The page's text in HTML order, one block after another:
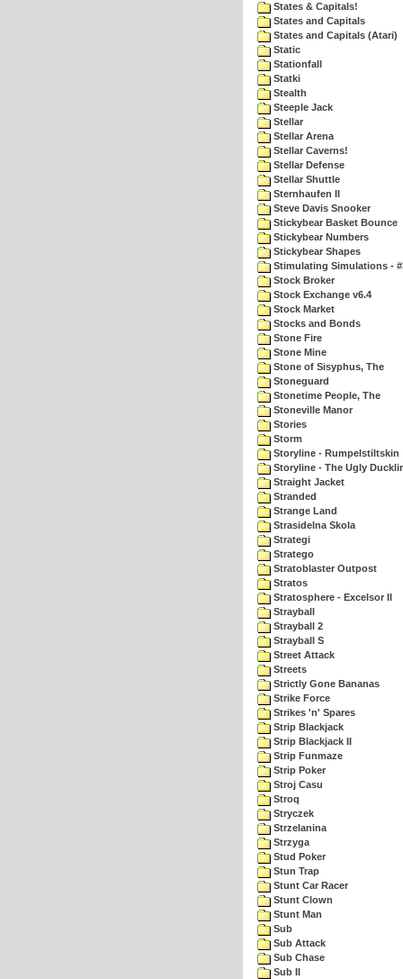
States & Capitals!
States and Capitals
States and Capitals (Atari)
Static
Stationfall
Statki
Stealth
Steeple Jack
Stellar
Stellar Arena
Stellar Caverns!
Stellar Defense
Stellar Shuttle
Sternhaufen II
Steve Davis Snooker
Stickybear Basket Bounce
Stickybear Numbers
Stickybear Shapes
Stimulating Simulations -
Stock Broker
Stock Exchange v6.4
Stock Market
Stocks and Bonds
Stone Fire
Stone Mine
Stone of Sisyphus, The
Stoneguard
Stonetime People, The
Stoneville Manor
Stories
Storm
Storyline - Rumpelstiltskin
Storyline - The Ugly
Straight Jacket
Stranded
Strange Land
Strasidelna Skola
Strategi
Stratego
Stratoblaster Outpost
Stratos
Stratosphere - Excelsor II
Strayball
Strayball 2
Strayball S
Street Attack
Streets
Strictly Gone Bananas
Strike Force
Strikes 'n' Spares
Strip Blackjack
Strip Blackjack II
Strip Funmaze
Strip Poker
Stroj Casu
Stroq
Stryczek
Strzelanina
Strzyga
Stud Poker
Stun Trap
Stunt Car Racer
Stunt Clown
Stunt Man
Sub
Sub Attack
Sub Chase
Sub II